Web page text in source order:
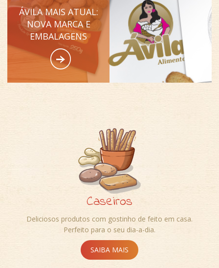
ÁVILA MAIS ATUAL:
NOVA MARCA E
EMBALAGENS
Caseiros
Deliciosos produtos com gostinho de feito em casa.
Perfeito para o seu dia-a-dia.
SAIBA MAIS